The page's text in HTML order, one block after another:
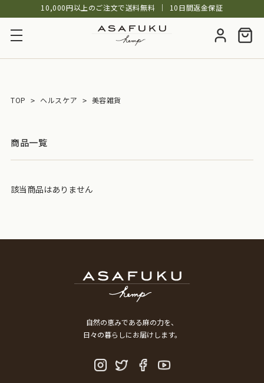
10,000円以上のご注文で送料無料 │ 10日間返金保証
TOP ヘルスケア 美容雑貨
商品一覧
該当商品はありません
自然の恵みである麻の力を、
日々の暮らしにお届けします。